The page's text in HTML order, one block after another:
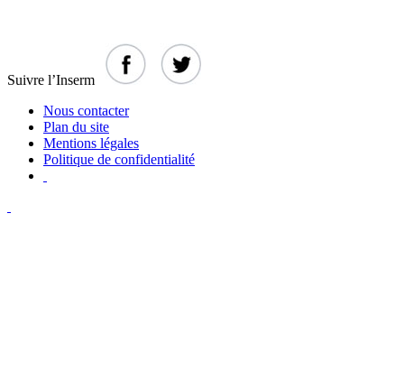
Suivre l’Inserm
Nous contacter
Plan du site
Mentions légales
Politique de confidentialité